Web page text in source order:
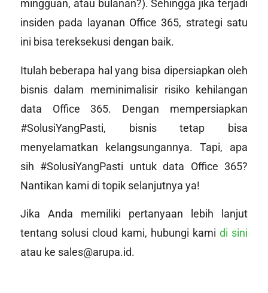
mingguan, atau bulanan?). Sehingga jika terjadi
insiden pada layanan Office 365, strategi satu
ini bisa tereksekusi dengan baik.
Itulah beberapa hal yang bisa dipersiapkan oleh
bisnis dalam meminimalisir risiko kehilangan
data Office 365. Dengan mempersiapkan
#SolusiYangPasti, bisnis tetap bisa
menyelamatkan kelangsungannya. Tapi, apa
sih #SolusiYangPasti untuk data Office 365?
Nantikan kami di topik selanjutnya ya!
Jika Anda memiliki pertanyaan lebih lanjut
tentang solusi cloud kami, hubungi kami di sini
atau ke sales@arupa.id.